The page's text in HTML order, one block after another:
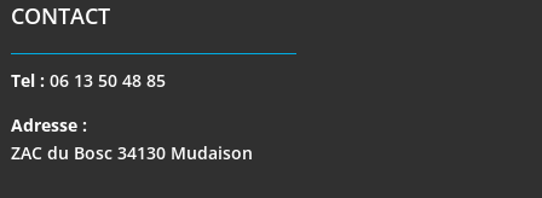
CONTACT
Tel : 06 13 50 48 85
Adresse :
ZAC du Bosc 34130 Mudaison